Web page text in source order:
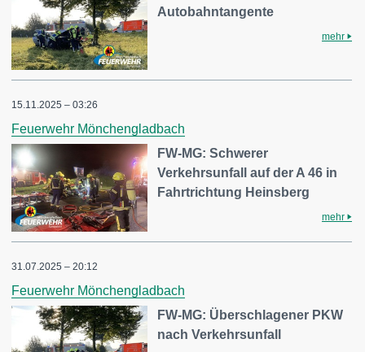
Autobahntangente
mehr
15.11.2025 – 03:26
Feuerwehr Mönchengladbach
FW-MG: Schwerer
Verkehrsunfall auf der A 46 in
Fahrtrichtung Heinsberg
mehr
31.07.2025 – 20:12
Feuerwehr Mönchengladbach
FW-MG: Überschlagener PKW
nach Verkehrsunfall